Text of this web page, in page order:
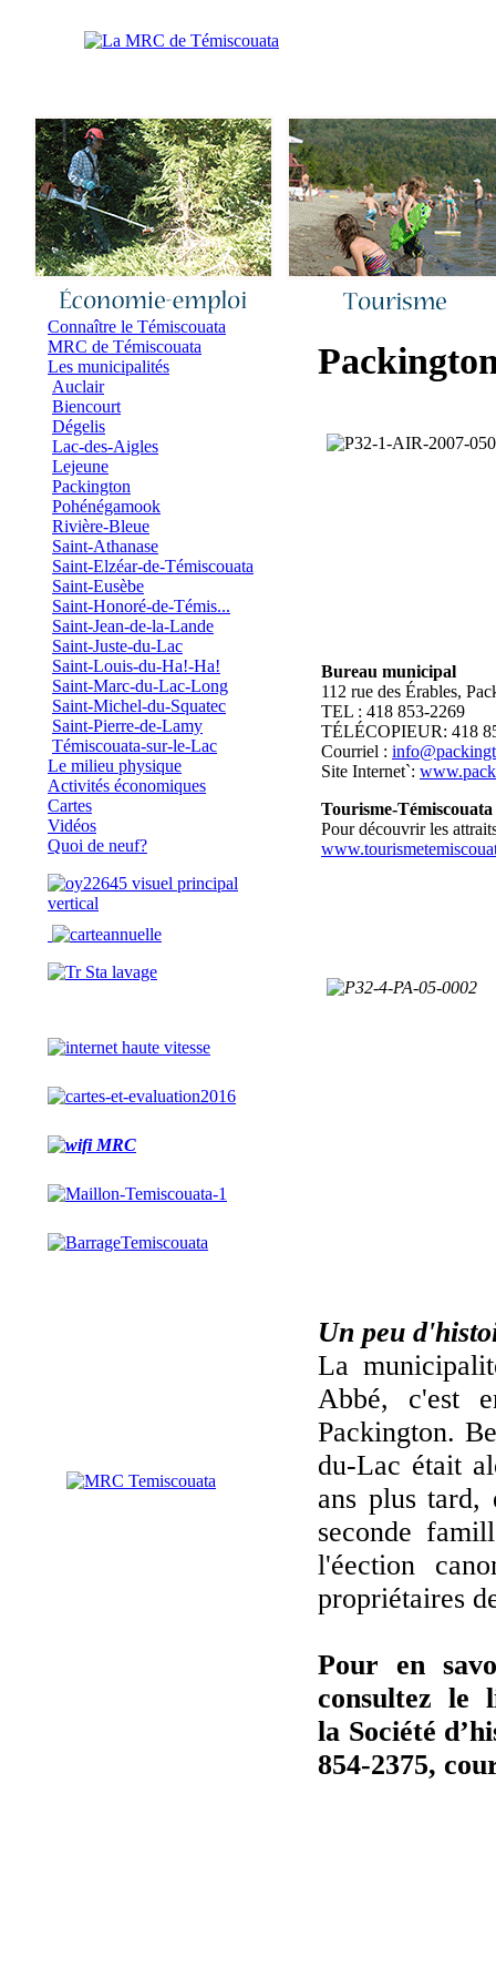
Connaître le Témiscouata
MRC de Témiscouata
Les municipalités
Auclair
Biencourt
Dégelis
Lac-des-Aigles
Lejeune
Packington
Pohénégamook
Rivière-Bleue
Saint-Athanase
Saint-Elzéar-de-Témiscouata
Saint-Eusèbe
Saint-Honoré-de-Témis...
Saint-Jean-de-la-Lande
Saint-Juste-du-Lac
Saint-Louis-du-Ha!-Ha!
Saint-Marc-du-Lac-Long
Saint-Michel-du-Squatec
Saint-Pierre-de-Lamy
Témiscouata-sur-le-Lac
Le milieu physique
Activités économiques
Cartes
Vidéos
Quoi de neuf?
Bureau municipal
112 rue des Érables,
TEL : 418 853-2269
TÉLÉCOPIEUR: 418
Courriel :
Site Internet`:
Tourisme-Témiscouata
Pour découvrir les
Un peu
La
Abbé, c'est
Packington.
du-Lac était
ans plus tard,
seconde
l'éection
propriétaires
Pour en
consultez le
la Société
854-2375,